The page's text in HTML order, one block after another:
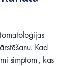
Kad
simptomi, kas